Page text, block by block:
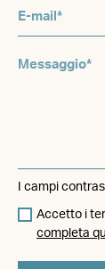
I campi
Accetto i
completa